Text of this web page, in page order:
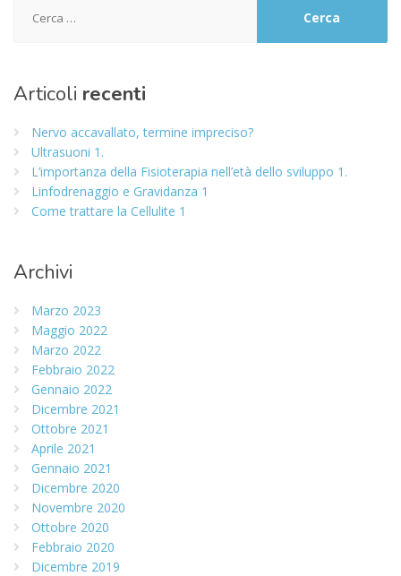
per:
Articoli recenti
Nervo accavallato, termine impreciso?
Ultrasuoni 1.
L’importanza della Fisioterapia nell’età dello sviluppo 1.
Linfodrenaggio e Gravidanza 1
Come trattare la Cellulite 1
Archivi
Marzo 2023
Maggio 2022
Marzo 2022
Febbraio 2022
Gennaio 2022
Dicembre 2021
Ottobre 2021
Aprile 2021
Gennaio 2021
Dicembre 2020
Novembre 2020
Ottobre 2020
Febbraio 2020
Dicembre 2019